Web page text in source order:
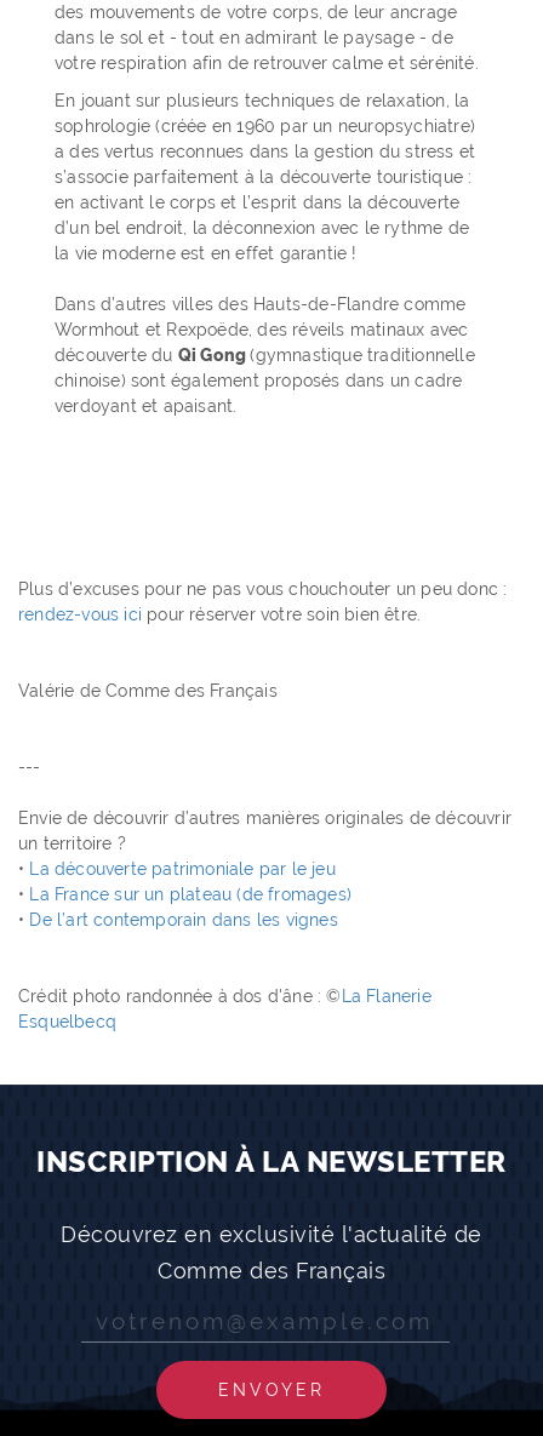
des mouvements de votre corps, de leur ancrage
dans le sol et - tout en admirant le paysage - de
votre respiration afin de retrouver calme et sérénité.
En jouant sur plusieurs techniques de relaxation, la
sophrologie (créée en 1960 par un neuropsychiatre)
a des vertus reconnues dans la gestion du stress et
s’associe parfaitement à la découverte touristique :
en activant le corps et l’esprit dans la découverte
d’un bel endroit, la déconnexion avec le rythme de
la vie moderne est en effet garantie !
Dans d’autres villes des Hauts-de-Flandre comme
Wormhout et Rexpoëde, des réveils matinaux avec
découverte du Qi Gong(gymnastique traditionnelle
chinoise) sont également proposés dans un cadre
verdoyant et apaisant.
Plus d’excuses pour ne pas vous chouchouter un peu donc :
rendez-vous ici pour réserver votre soin bien être.
Valérie de Comme des Français
---
Envie de découvrir d’autres manières originales de découvrir
un territoire ?
• La découverte patrimoniale par le jeu
• La France sur un plateau (de fromages)
• De l’art contemporain dans les vignes
Crédit photo randonnée à dos d'âne : ©La Flanerie
Esquelbecq
INSCRIPTION À LA NEWSLETTER
Découvrez en exclusivité l'actualité de
Comme des Français
ENVOYER